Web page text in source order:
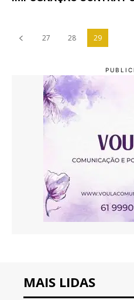
27 28 29
MAIS LIDAS